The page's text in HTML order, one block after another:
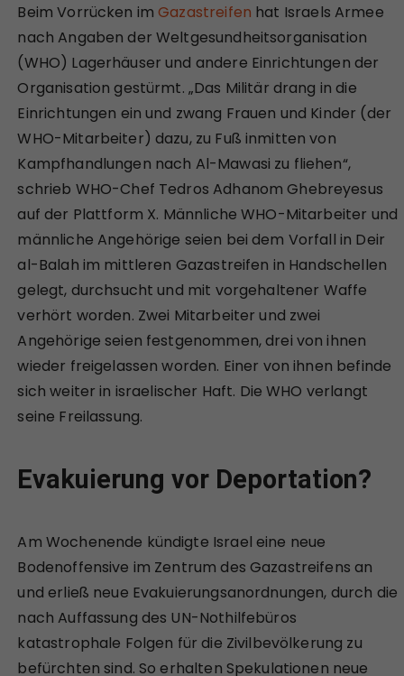
Beim Vorrücken imGazastreifen hat Israels Armee
nach Angaben der Weltgesundheitsorganisation
(WHO) Lagerhäuser und andere Einrichtungen der
Organisation gestürmt. „Das Militär drang in die
Einrichtungen ein und zwang Frauen und Kinder (der
WHO-Mitarbeiter) dazu, zu Fuß inmitten von
Kampfhandlungen nach Al-Mawasi zu fliehen“,
schrieb WHO-Chef Tedros Adhanom Ghebreyesus
auf der Plattform X. Männliche WHO-Mitarbeiter und
männliche Angehörige seien bei dem Vorfall in Deir
al-Balah im mittleren Gazastreifen in Handschellen
gelegt, durchsucht und mit vorgehaltener Waffe
verhört worden. Zwei Mitarbeiter und zwei
Angehörige seien festgenommen, drei von ihnen
wieder freigelassen worden. Einer von ihnen befinde
sich weiter in israelischer Haft. Die WHO verlangt
seine Freilassung.
Evakuierung vor Deportation?
Am Wochenende kündigte Israel eine neue
Bodenoffensive im Zentrum des Gazastreifens an
und erließ neue Evakuierungsanordnungen, durch die
nach Auffassung des UN-Nothilfebüros
katastrophale Folgen für die Zivilbevölkerung zu
befürchten sind. So erhalten Spekulationen neue